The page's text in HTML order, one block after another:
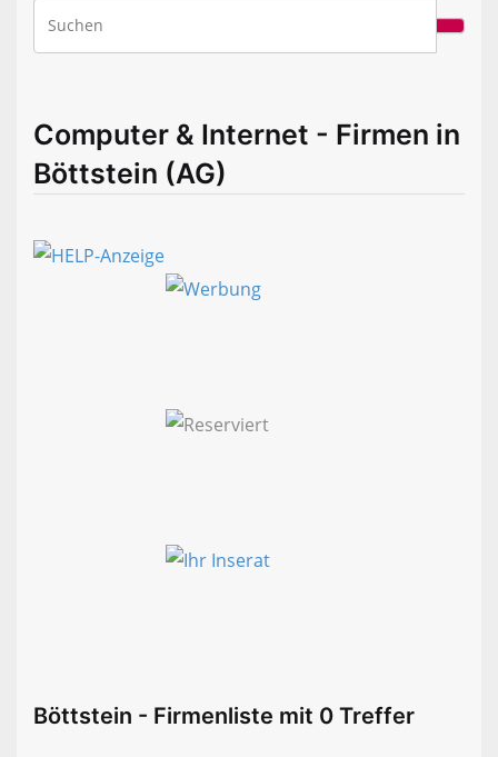
Computer & Internet - Firmen in
Böttstein (AG)
Böttstein - Firmenliste mit 0 Treffer